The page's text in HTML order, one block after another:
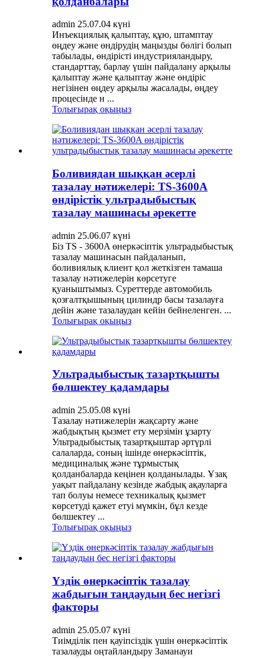
admin 25.07.04 күні
Инъекциялық қалыптау, құю, штамптау
өңдеу және өндірудің маңызды бөлігі болып
табылады, өндірісті индустрияландыру,
стандарттау, барлау үшін пайдалану арқылы
қалыптау және қалыптау және өндіріс
негізінен өңдеу арқылы жасалады, өңдеу
процесінде н ...
Толығырақ оқыңыз
Боливиядан шыққан әсерлі
тазалау нәтижелері: TS-3600A
өндірістік ультрадыбыстық
тазалау машинасы әрекетте
admin 25.06.07 күні
Біз TS - 3600A өнеркәсіптік ультрадыбыстық
тазалау машинасын пайдаланып,
боливиялық клиент қол жеткізген тамаша
тазалау нәтижелерін көрсетуге
қуаныштымыз. Суреттерде автомобиль
қозғалтқышының цилиндр басы тазалауға
дейін және тазалаудан кейін бейнеленген. ...
Толығырақ оқыңыз
Ультрадыбыстық тазартқышты
бөлшектеу қадамдары
admin 25.05.08 күні
Тазалау нәтижелерін жақсарту және
жабдықтың қызмет ету мерзімін ұзарту
Ультрадыбыстық тазартқыштар әртүрлі
салаларда, соның ішінде өнеркәсіптік,
медициналық және тұрмыстық
қолданбаларда кеңінен қолданылады. Ұзақ
уақыт пайдалану кезінде жабдық ақауларға
тап болуы немесе техникалық қызмет
көрсетуді қажет етуі мүмкін, бұл кезде
бөлшектеу ...
Толығырақ оқыңыз
Үздік өнеркәсіптік тазалау
жабдығын таңдаудың бес негізгі
факторы
admin 25.05.07 күні
Тиімділік пен қауіпсіздік үшін өнеркәсіптік
тазалауды оңтайландыру Заманауи